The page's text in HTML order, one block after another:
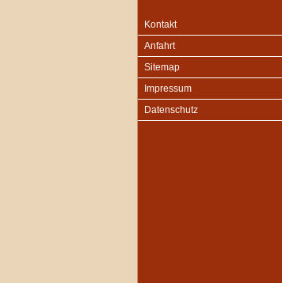
Kontakt
Anfahrt
Sitemap
Impressum
Datenschutz